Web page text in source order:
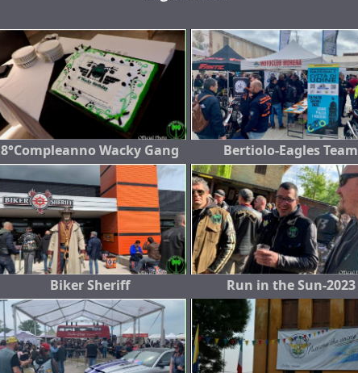
8°Compleanno Wacky Gang Bertiolo-Eagles Team
Biker Sheriff Run in the Sun-2023